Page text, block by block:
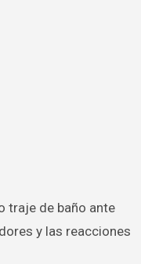
y las reacciones